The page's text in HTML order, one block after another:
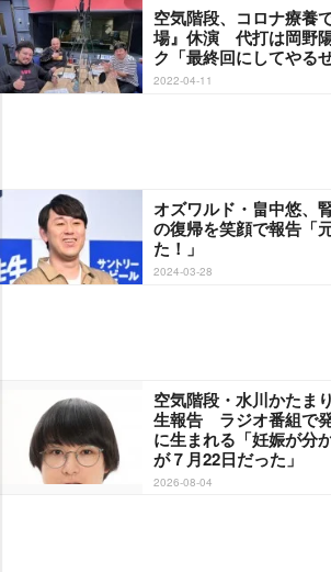
空気階段、コロナ療養
場』休演 代打は岡野
ク「最終回にしてやる
2022-04-11
オズワルド・畠中悠、
の復帰を笑顔で報告「
た！」
2024-03-28
空気階段・水川かたま
生報告 ラジオ番組で
に生まれる「妊娠が分
が７月22日だった」
2026-08-04